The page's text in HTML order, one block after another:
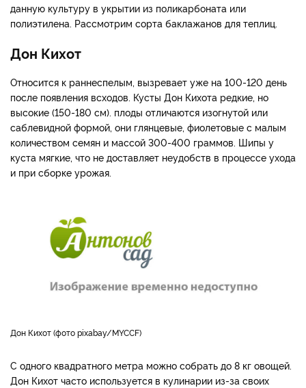
данную культуру в укрытии из поликарбоната или
полиэтилена. Рассмотрим сорта баклажанов для теплиц.
Дон Кихот
Относится к раннеспелым, вызревает уже на 100-120 день
после появления всходов. Кусты Дон Кихота редкие, но
высокие (150-180 см). плоды отличаются изогнутой или
саблевидной формой, они глянцевые, фиолетовые с малым
количеством семян и массой 300-400 граммов. Шипы у
куста мягкие, что не доставляет неудобств в процессе ухода
и при сборке урожая.
Дон Кихот (фото pixabay/MYCCF)
С одного квадратного метра можно собрать до 8 кг овощей.
Дон Кихот часто используется в кулинарии из-за своих